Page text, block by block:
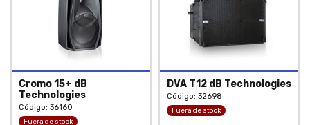
Cromo 15+ dB
Technologies
Código: 36160
Fuera de stock
DVA T12 dB Technologies
Código: 32698
Fuera de stock